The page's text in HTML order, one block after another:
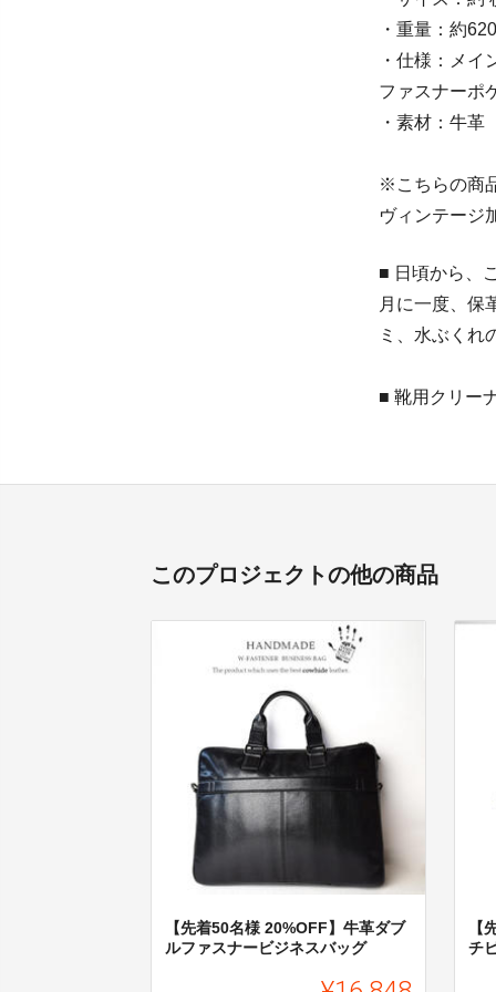
・重量：約
・仕様：メ
ファスナーポ
・素材：牛革
※こちらの商
ヴィンテージ
■ 日頃から、
月に一度、保
ミ、水ぶくれ
■ 靴用クリー
このプロジェクトの他の商品
【先着50名様 20%OFF】牛革ダブ
ルファスナービジネスバッグ
【
チ